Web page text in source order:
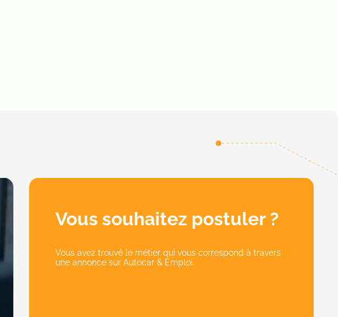
Vous souhaitez postuler ?
Vous avez trouvé le métier qui vous correspond à travers
une annonce sur Autocar & Emploi.